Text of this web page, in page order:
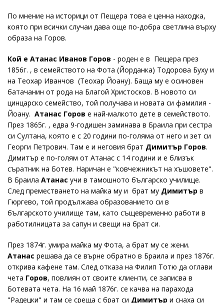
По мнение на историци от Пещера това е ценна находка,
която при всички случаи дава още по-добра светлина върху
образа на Горов.
Кой е Атанас Иванов Горов - роден е в Пещера през
1856г. , в семейството на Фота (Йорданка) Тодорова Буху и
на Теохар Иванчов (Теохар Йоану). Баща му е осиновен
батачанин от рода на Благой Христосков. В новото си
цинцарско семейство, той получава и новата си фамилия -
Йоану. Атанас Горов е най-малкото дете в семейството.
През 1865г. , едва 9-годишен заминава в Браила при сестра
си Султана, която е с 20 години по-голяма от него и зет си
Георги Петрович. Там е и неговия брат Димитър Горов.
Димитър е по-голям от Атанас с 14 години и е близък
съратник на Ботев. Наричан е "ковчежникът на хъшовете".
В Браила Атанас учи в тамошното българско училище.
След преместването на майка му и брат му Димитър в
Гюргево, той продължава образованието си в
българското училище там, като същевременно работи в
работилницата за сапун и свещи на брат си.
През 1874г. умира майка му Фота, а брат му се жени.
Атанас решава да се върне обратно в Браила и през 1876г.
открива кафене там. След отказа на Филип Тотю да оглави
чета Горов, повлиян от своите клиенти, се записва в
Ботевата чета. На 16 май 1876г. се качва на парахода
"Радецки" и там се среща с брат си Димитър и снаха си